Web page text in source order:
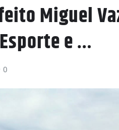
Miguel
e …
0